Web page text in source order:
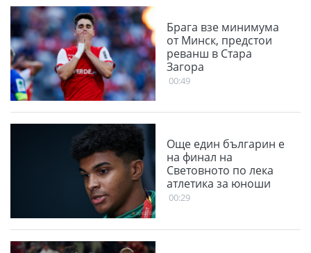
Брага взе минимума
от Минск, предстои
реванш в Стара
Загора
00:49
Още един българин е
на финал на
Световното по лека
атлетика за юноши
00:29